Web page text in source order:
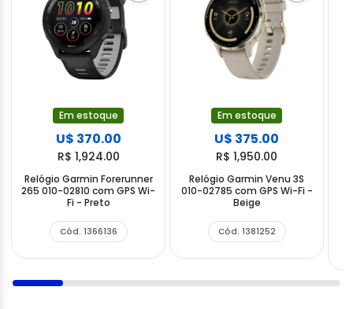
Em estoque
U$ 370.00
R$ 1,924.00
Relógio Garmin Forerunner
265 010-02810 com GPS Wi-
Fi - Preto
Cód. 1366136
Em estoque
U$ 375.00
R$ 1,950.00
Relógio Garmin Venu 3S
010-02785 com GPS Wi-Fi -
Beige
Cód. 1381252